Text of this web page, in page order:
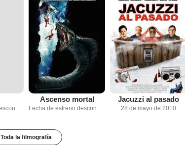
Fecha de estreno desconocida
Ascenso mortal
Fecha de estreno desconocida
Jacuzzi al pasado
28 de mayo de 2010
Toda la filmografía